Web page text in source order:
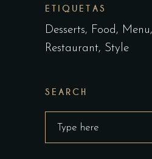
ETIQUETAS
Desserts Food Menu
Restaurant Style
SEARCH